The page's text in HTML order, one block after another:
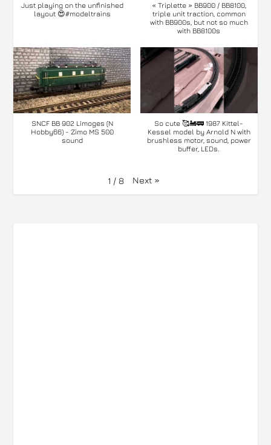
Just playing on the unfinished
layout 😍#modeltrains
« Triplette » BB900 / BB8100,
triple unit traction, common
with BB900s, but not so much
with BB8100s
SNCF BB 902 Limoges (N
Hobby66) - Zimo MS 500
sound
So cute 🥰🚂🚃 1987 Kittel-
Kessel model by Arnold N with
brushless motor, sound, power
buffer, LEDs.
1 / 8 Next »